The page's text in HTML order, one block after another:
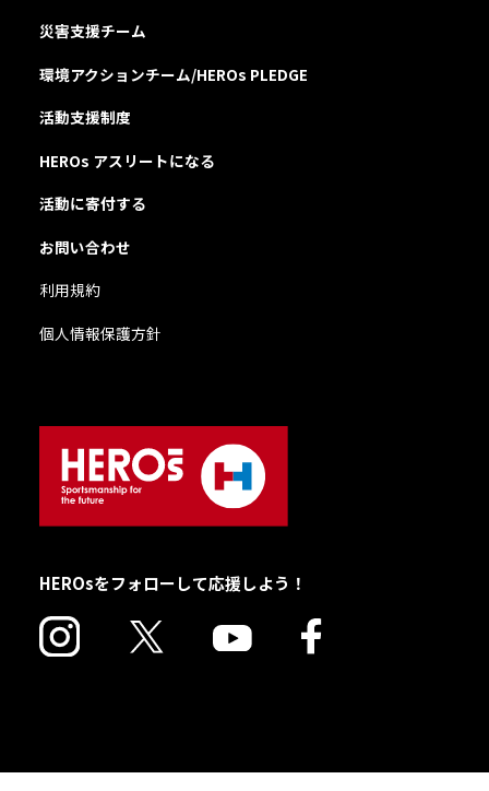
災害支援チーム
環境アクションチーム/HEROs PLEDGE
活動支援制度
HEROs アスリートになる
活動に寄付する
お問い合わせ
利用規約
個人情報保護方針
HEROsをフォローして応援しよう！